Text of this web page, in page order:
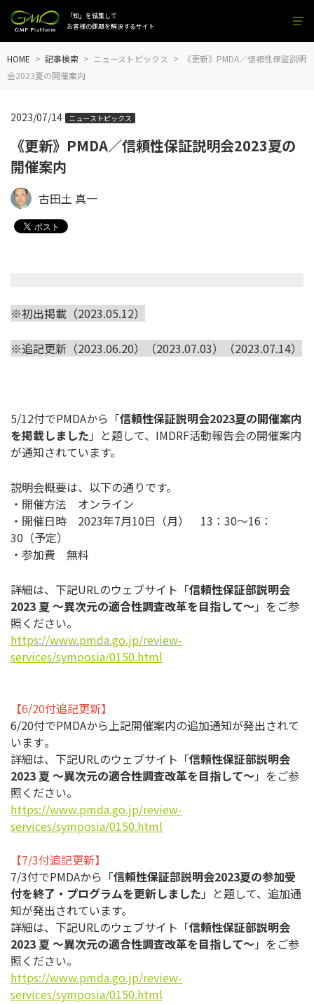
「知」を結集して
お客様の課題を解決するサイト
HOME 記事検索 ニューストピックス
《更新》PMDA／信頼性保証説明
会2023夏の開催案内
《更新》PMDA／信頼性保証説明会2023夏の
開催案内
2023/07/14 ニューストピックス
古田土 真一
※初出掲載（2023.05.12）
※追記更新（2023.06.20）（2023.07.03）（2023.07.14）
5/12付でPMDAから「信頼性保証説明会2023夏の開催案内
を掲載しました 」と題して、IMDRF活動報告会の開催案内
が通知されています。
説明会概要は、以下の通りです。
・開催方法 オンライン
・開催日時 2023年7月10日（月） 13：30～16：
30（予定）
・参加費 無料
詳細は、下記URLのウェブサイト「信頼性保証部説明会
2023 夏 ～異次元の適合性調査改革を目指して～」をご参
照ください。
https://www.pmda.go.jp/review-
services/symposia/0150.html
【6/20付追記更新】
6/20付でPMDAから上記開催案内の追加通知が発出されて
います。
詳細は、下記URLのウェブサイト「信頼性保証部説明会
2023 夏 ～異次元の適合性調査改革を目指して～」 をご参
照ください。
https://www.pmda.go.jp/review-
services/symposia/0150.html
【7/3付追記更新】
7/3付でPMDAから「信頼性保証部説明会2023夏の参加受
付を終了・プログラムを更新しました 」と題して、追加通
知が発出されています。
詳細は、下記URLのウェブサイト「信頼性保証部説明会
2023 夏 ～異次元の適合性調査改革を目指して～」をご参
照ください。
https://www.pmda.go.jp/review-
services/symposia/0150.html